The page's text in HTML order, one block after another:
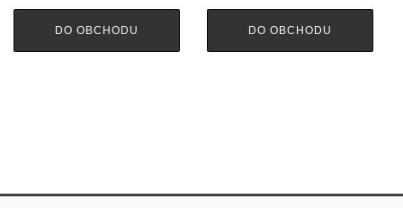
DO OBCHODU DO OBCHODU